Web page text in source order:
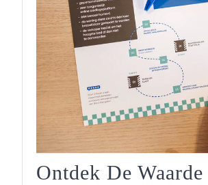
Ontdek De Waarde